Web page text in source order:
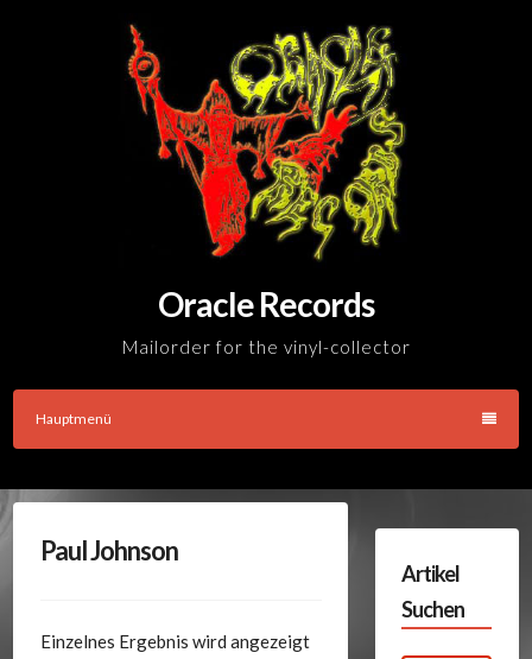
Oracle Records
Mailorder for the vinyl-collector
Hauptmenü
Paul Johnson
Einzelnes Ergebnis wird angezeigt
Artikel
Suchen